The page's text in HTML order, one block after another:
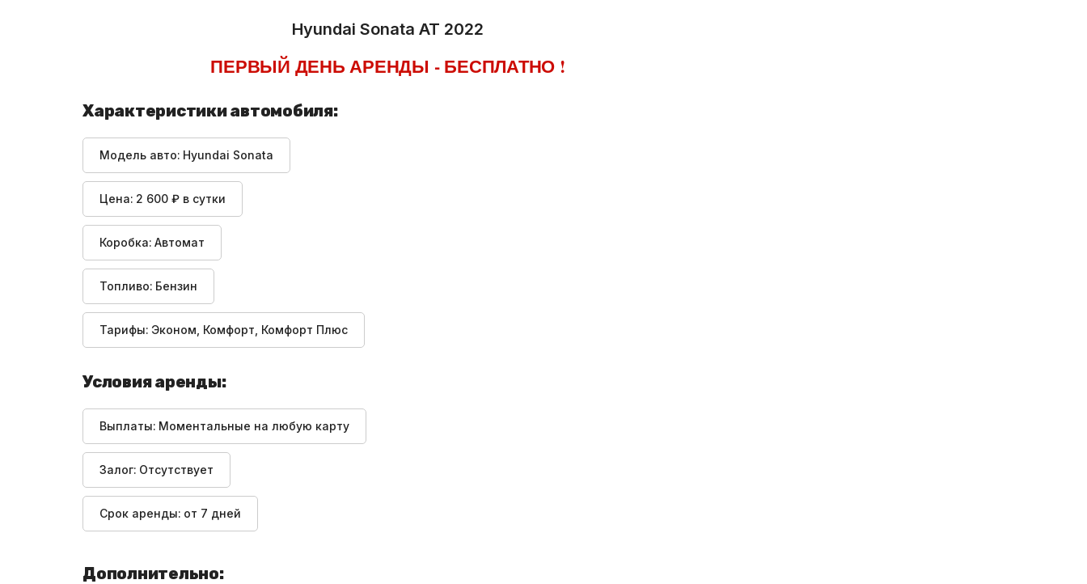
Hyundai Sonata AT 2022
ПЕРВЫЙ ДЕНЬ АРЕНДЫ - БЕСПЛАТНО !
Характеристики автомобиля:
Модель авто: Hyundai Sonata
Цена: 2 600 ₽ в сутки
Коробка: Автомат
Топливо: Бензин
Тарифы: Эконом, Комфорт, Комфорт Плюс
Условия аренды:
Выплаты: Моментальные на любую карту
Залог: Отсутствует
Срок аренды: от 7 дней
Дополнительно: